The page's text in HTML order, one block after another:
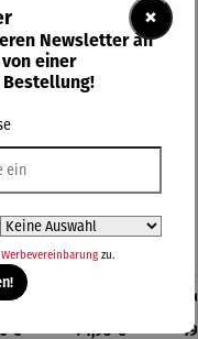
-
Preis:
€
Regulärer Preis:
74,95 €
×
Newsletter an
einer
Werbevereinbarungzu.